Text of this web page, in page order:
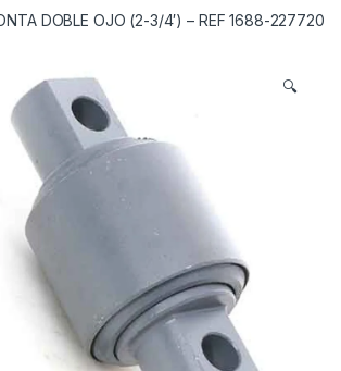
DOBLE OJO (2-3/4′) – REF 1688-227720
🔍